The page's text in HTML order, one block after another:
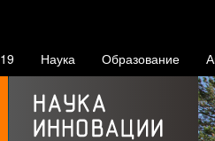
Наука Образование